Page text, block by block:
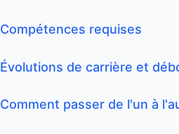
Compétences requises
Évolutions de carrière et
Comment passer de l'un à